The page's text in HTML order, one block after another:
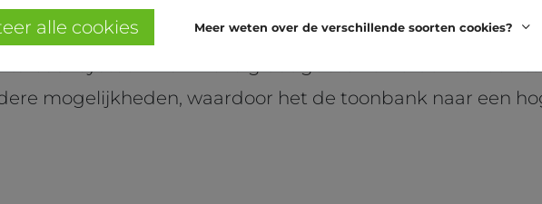
voorbouwsysteem
systeem van Hellbig dat gebruikt wordt voor een
mogelijkheden, waardoor het de toonbank naar een
alle cookies Meer weten over de verschillende soorten cookies?